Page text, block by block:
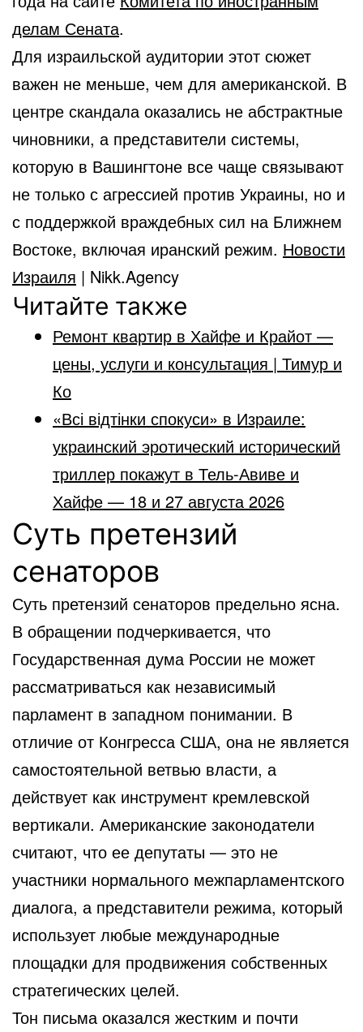
делам Сената.
Для израильской аудитории этот сюжет
важен не меньше, чем для американской. В
центре скандала оказались не абстрактные
чиновники, а представители системы,
которую в Вашингтоне все чаще связывают
не только с агрессией против Украины, но и
с поддержкой враждебных сил на Ближнем
Востоке, включая иранский режим. Новости
Израиля | Nikk.Agency
Читайте также
Ремонт квартир в Хайфе и Крайот —
цены, услуги и консультация | Тимур и
Ко
«Всі відтінки спокуси» в Израиле:
украинский эротический исторический
триллер покажут в Тель-Авиве и
Хайфе — 18 и 27 августа 2026
Суть претензий
сенаторов
Суть претензий сенаторов предельно ясна.
В обращении подчеркивается, что
Государственная дума России не может
рассматриваться как независимый
парламент в западном понимании. В
отличие от Конгресса США, она не является
самостоятельной ветвью власти, а
действует как инструмент кремлевской
вертикали. Американские законодатели
считают, что ее депутаты — это не
участники нормального межпарламентского
диалога, а представители режима, который
использует любые международные
площадки для продвижения собственных
стратегических целей.
Тон письма оказался жестким и почти